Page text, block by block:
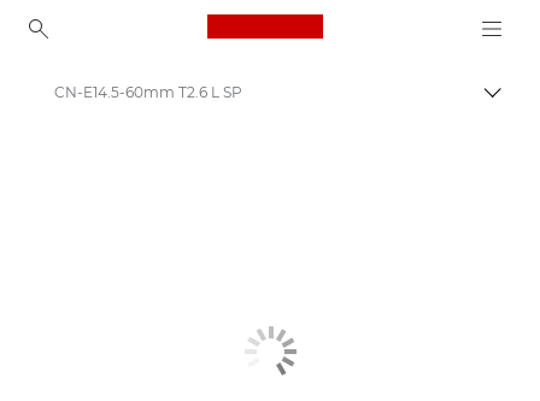
Canon Logo, back to
CN-E14.5-60mm T2.6 L SP